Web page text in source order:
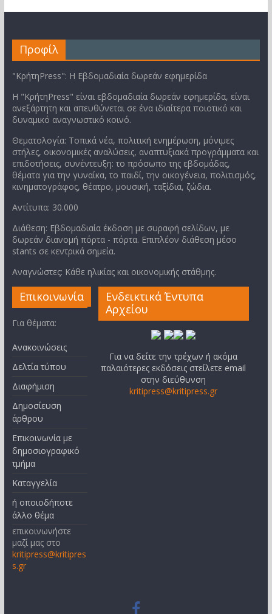
Προφίλ
"ΚρήτηPress": Η Εβδομαδιαία δωρεάν εφημερίδα
Η "ΚρήτηPress" είναι εβδομαδιαία δωρεάν εφημερίδα, είναι
ανεξάρτητη και απευθύνεται σε ένα ιδιαίτερα ποιοτικό και
δυναμικό αναγνωστικό κοινό.
Θεματολογία: Τοπικά νέα, πολιτική ενημέρωση, μόνιμες
στήλες, οικονομικές αναλύσεις, αναπτυξιακά προγράμματα και
επιδοτήσεις, συνέντευξη: το πρόσωπο της εβδομάδας,
θέματα για την γυναίκα, το παιδί, την οικογένεια, πολιτισμός,
κινηματογράφος, θέατρο, μουσική, ταξίδια, ζώδια.
Αντίτυπα: 30.000
Διάθεση: Εβδομαδιαία έκδοση με συραφή σελίδων, με
δωρεάν διανομή πόρτα - πόρτα. Επιπλέον διάθεση μέσο
stants σε κεντρικά σημεία.
Αναγνώστες: Κάθε ηλικίας και οικονομικής στάθμης.
Επικοινωνία
Για θέματα:
Ανακοινώσεις
Δελτία τύπου
Διαφήμιση
Δημοσίευση
άρθρου
Επικοινωνία με
δημοσιογραφικό
τμήμα
Καταγγελία
ή οποιοδήποτε
άλλο θέμα
επικοινωνήστε
μαζί μας στο
kritipress@kritipres
s.gr
Ενδεικτικά Έντυπα
Αρχείου
Για να δείτε την τρέχων ή ακόμα
παλαιότερες εκδόσεις στείλετε email
στην διεύθυνση
kritipress@kritipress.gr